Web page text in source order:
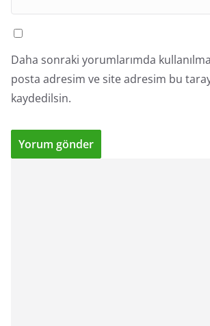
Daha sonraki yorumlarımda
posta adresim ve site adresim bu
kaydedilsin.